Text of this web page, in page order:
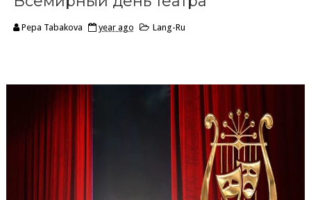
Pepa Tabakova year ago Lang-Ru